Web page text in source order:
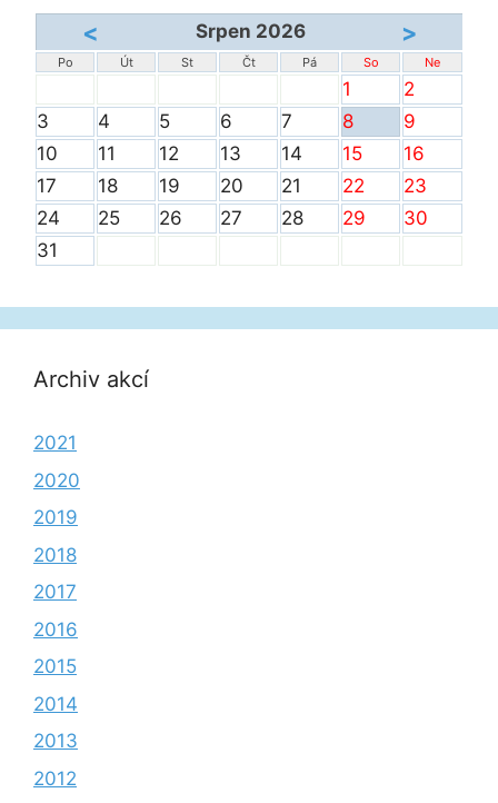
< Srpen 2026 >
Po Út St Čt Pá So Ne
1
2
3
4 5 6 7 8
9
10
11 12 13 14 15
16
17
18 19 20 21 22
23
24
25 26 27 28 29
30
31
Archiv akcí
2021
2020
2019
2018
2017
2016
2015
2014
2013
2012